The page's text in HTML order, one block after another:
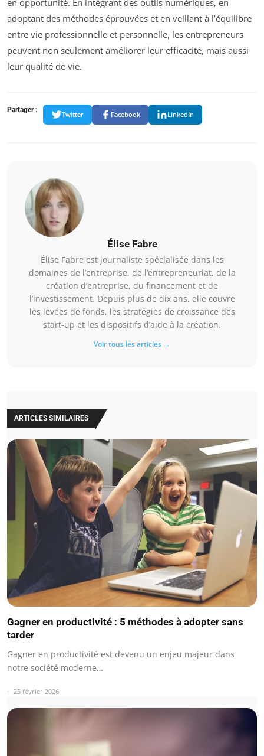
adoptant des méthodes éprouvées et en veillant à l’équilibre
entre vie professionnelle et personnelle, les entrepreneurs
peuvent non seulement améliorer leur efficacité, mais aussi
leur qualité de vie.
Partager :
Twitter Facebook LinkedIn
Élise Fabre
Élise Fabre est journaliste spécialisée dans les
domaines de l’entreprise, de l’entrepreneuriat, de la
création d’entreprise, du financement et de
l’investissement. Depuis plus de dix ans, elle couvre
les levées de fonds, les stratégies de croissance des
start-up et les dispositifs d’aide à la création.
Voir tous les articles →
ARTICLES SIMILAIRES
Gagner en productivité : 5 méthodes à adopter sans
tarder
Gagner en productivité est devenu un enjeu majeur dans
notre société moderne…
25 février 2026